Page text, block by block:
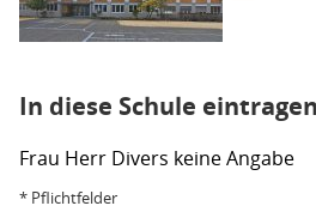
In diese Schule eintragen
Frau Herr Divers keine Angabe
* Pflichtfelder